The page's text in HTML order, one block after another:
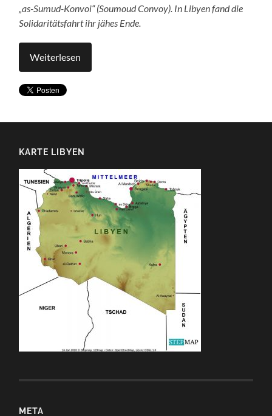
„as-Sumud-Konvoi“ (Soumoud Convoy). In Libyen fand die
Solidaritätsfahrt ihr jähes Ende.
Weiterlesen
KARTE LIBYEN
META